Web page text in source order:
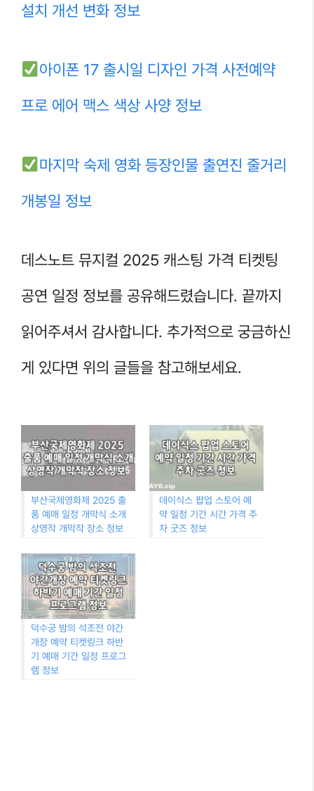
설치 개선 변화 정보
아이폰 17 출시일 디자인 가격 사전예약
프로 에어 맥스 색상 사양 정보
마지막 숙제 영화 등장인물 출연진 줄거리
개봉일 정보
데스노트 뮤지컬 2025 캐스팅 가격 티켓팅
공연 일정 정보를 공유해드렸습니다. 끝까지
읽어주셔서 감사합니다. 추가적으로 궁금하신
게 있다면 위의 글들을 참고해보세요.
부산국제영화제 2025 출
품 예매 일정 개막식 소개
상영작 개막작 장소 정보
데이식스 팝업 스토어 예
약 일정 기간 시간 가격 주
차 굿즈 정보
덕수궁 밤의 석조전 야간
개장 예약 티켓링크 하반
기 예매 기간 일정 프로그
램 정보